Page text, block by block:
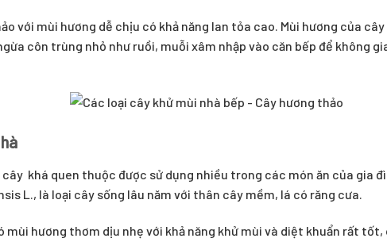
với mùi hương dễ chịu có khả năng lan tỏa cao. Mùi hương của
côn trùng nhỏ như ruồi, muỗi xâm nhập vào căn bếp để không
cây khá quen thuộc được sử dụng nhiều trong các món ăn của gia
L., là loại cây sống lâu năm với thân cây mềm, lá có răng cưa.
mùi hương thơm dịu nhẹ với khả năng khử mùi và diệt khuẩn rất